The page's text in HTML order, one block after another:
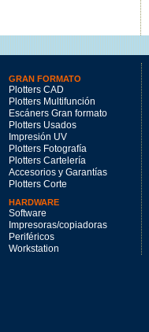
GRAN FORMATO
Plotters CAD
Plotters Multifunción
Escáners Gran formato
Plotters Usados
Impresión UV
Plotters Fotografía
Plotters Cartelería
Accesorios y Garantías
Plotters Corte
HARDWARE
Software
Impresoras/copiadoras
Periféricos
Workstation